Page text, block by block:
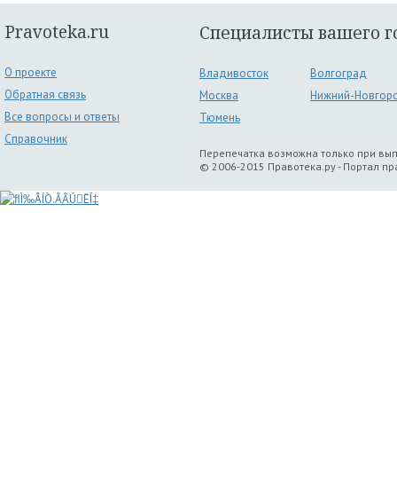
Pravoteka.ru
О проекте
Обратная связь
Все вопросы и ответы
Справочник
Специалисты вашего
Владивосток
Волгоград
Москва
Нижний-
Тюмень
Перепечатка возможна только при
© 2006-2015 Правотека.ру - Портал